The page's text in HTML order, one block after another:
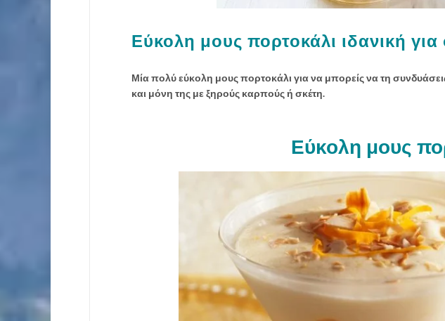
Εύκολη μους πορτοκάλι ιδανική
Μία πολύ εύκολη μους πορτοκάλι για να μπορείς να τη
και μόνη της με ξηρούς καρπούς ή σκέτη.
Εύκολη μους